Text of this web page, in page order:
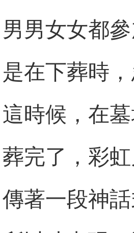
男男女女都
是在下葬時
這時候，在
葬完了，彩
傳著一段神